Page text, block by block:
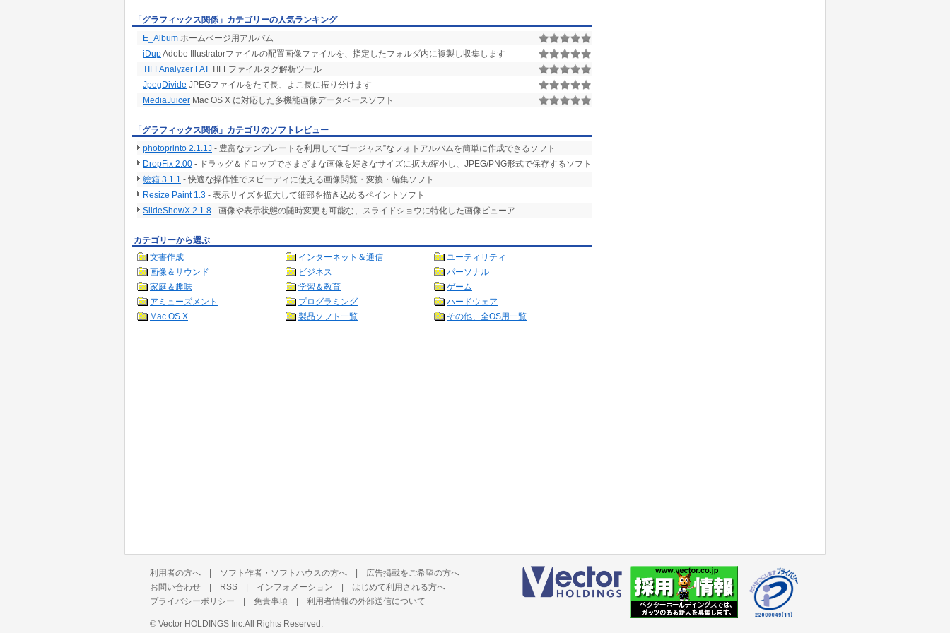
「グラフィックス関係」カテゴリーの人気ランキング
E_Album ホームページ用アルバム
iDupAdobe Illustratorファイルの配置画像ファイルを、指定したフォルダ内に複製し収集します
TIFFAnalyzer FAT TIFFファイルタグ解析ツール
JpegDivide JPEGファイルをたて長、よこ長に振り分けます
MediaJuicer Mac OS X に対応した多機能画像データベースソフト
「グラフィックス関係」カテゴリのソフトレビュー
photoprinto 2.1.1J - 豊富なテンプレートを利用して“ゴージャス”なフォトアルバムを簡単に作成できるソフト
DropFix 2.00 - ドラッグ＆ドロップでさまざまな画像を好きなサイズに拡大/縮小し、JPEG/PNG形式で保存するソフト
絵箱 3.1.1 - 快適な操作性でスピーディに使える画像閲覧・変換・編集ソフト
Resize Paint 1.3 - 表示サイズを拡大して細部を描き込めるペイントソフト
SlideShowX 2.1.8 - 画像や表示状態の随時変更も可能な、スライドショウに特化した画像ビューア
カテゴリーから選ぶ
文書作成
インターネット＆通信
ユーティリティ
画像＆サウンド
ビジネス
パーソナル
家庭＆趣味
学習＆教育
ゲーム
アミューズメント
プログラミング
ハードウェア
Mac OS X
製品ソフト一覧 その他、全OS用一覧
利用者の方へ | ソフト作者・ソフトハウスの方へ | 広告掲載をご希望の方へ
お問い合わせ | RSS | インフォメーション | はじめて利用される方へ
プライバシーポリシー | 免責事項 | 利用者情報の外部送信について
© Vector HOLDINGS Inc. All Rights Reserved.